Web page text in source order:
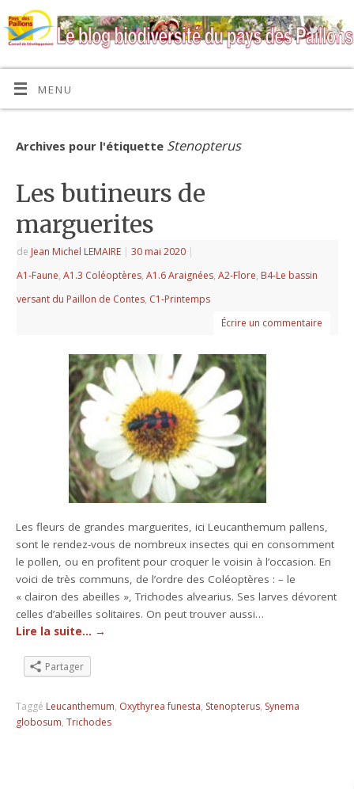
MENU
Archives pour l'étiquette Stenopterus
Les butineurs de
marguerites
de Jean Michel LEMAIRE | 30 mai 2020 |
A1-Faune,A1.3 Coléoptères,A1.6 Araignées,A2-Flore, B4-Le bassin
versant du Paillon de Contes, C1-Printemps
Écrire un commentaire
Les fleurs de grandes marguerites, ici Leucanthemum pallens,
sont le rendez-vous de nombreux insectes qui en consomment
le pollen, ou en profitent pour croquer le voisin à l’occasion. En
voici de très communs, de l’ordre des Coléoptères : – le
« clairon des abeilles », Trichodes alvearius. Ses larves dévorent
celles d’abeilles solitaires. On peut trouver aussi…
Lire la suite… →
Partager
Taggé Leucanthemum, Oxythyrea funesta, Stenopterus, Synema
globosum,Trichodes